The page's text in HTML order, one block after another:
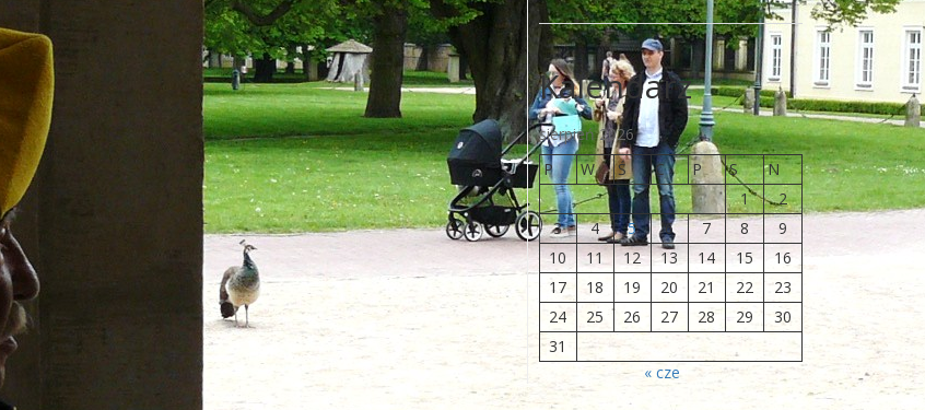
Kalendarz
sierpień 2026
P
W Ś C P S
N
1
2
3
4 5 6 7 8
9
10
11 12 13 14 15
16
17
18 19 20 21 22
23
24
25 26 27 28 29
30
31
« cze